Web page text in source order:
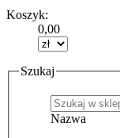
Koszyk:
0,00
Szukaj
Nazwa